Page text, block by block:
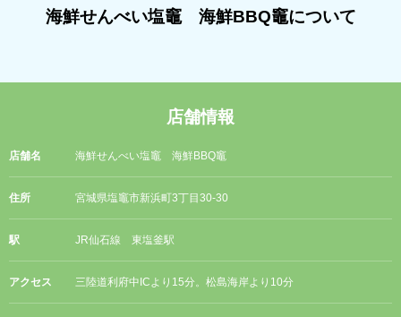
海鮮せんべい塩竈 海鮮BBQ竈について
店舗情報
店舗名 海鮮せんべい塩竈 海鮮BBQ竈
住所 宮城県塩竈市新浜町3丁目30-30
駅 JR仙石線 東塩釜駅
アクセス 三陸道利府中ICより15分。松島海岸より10分